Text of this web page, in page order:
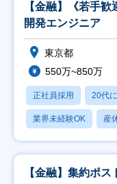
【金融】《若手
開発エンジニア
東京都
550万~850万
正社員採用 20代
業界未経験OK 産
【金融】集約ポ